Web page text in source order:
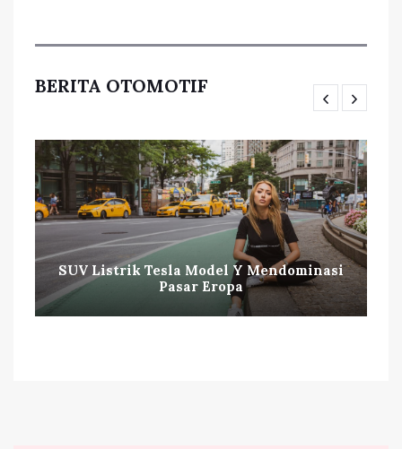
BERITA OTOMOTIF
SUV Listrik Tesla Model Y Mendominasi
Pasar Eropa